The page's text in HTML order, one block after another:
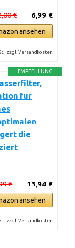
6,99 €
€
ansehen
zzgl. Versandkosten
EMPFEHLUNG
für
die
13,94 €
€
ansehen
zzgl. Versandkosten